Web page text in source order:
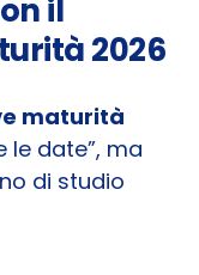
il
2026
maturità
le date”, ma
di studio